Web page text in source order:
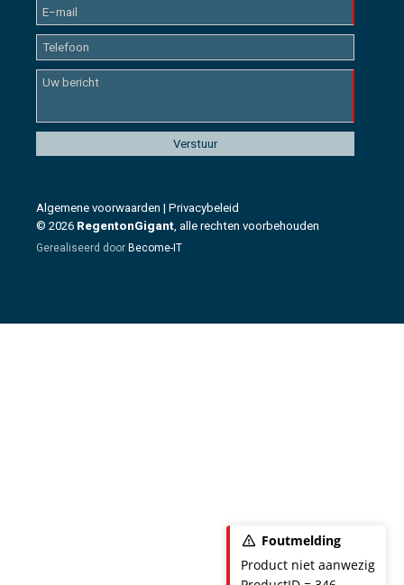
Algemene voorwaarden | Privacybeleid
© 2026 RegentonGigant, alle rechten voorbehouden
Gerealiseerd door Become-IT
Foutmelding
Product niet aanwezig